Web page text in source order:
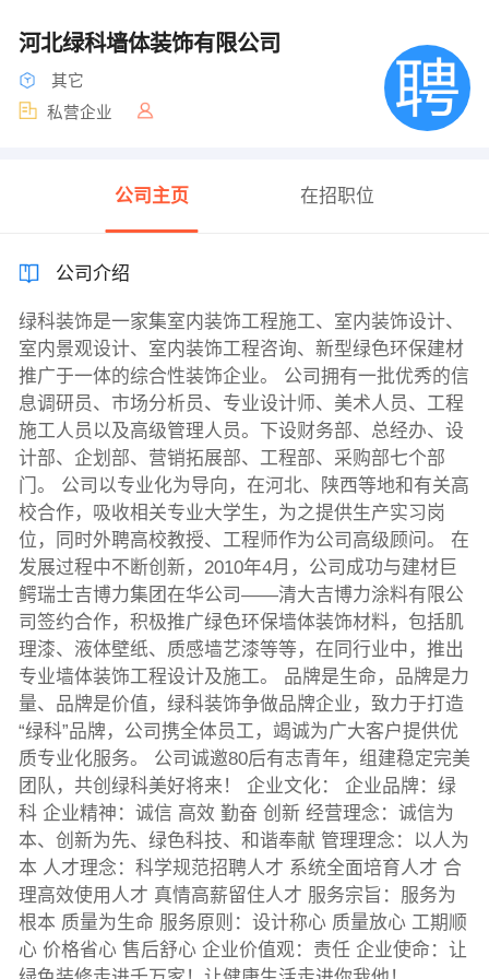
河北绿科墙体装饰有限公司
其它
私营企业
公司主页 在招职位
公司介绍
绿科装饰是一家集室内装饰工程施工、室内装饰设计、
室内景观设计、室内装饰工程咨询、新型绿色环保建材
推广于一体的综合性装饰企业。 公司拥有一批优秀的信
息调研员、市场分析员、专业设计师、美术人员、工程
施工人员以及高级管理人员。下设财务部、总经办、设
计部、企划部、营销拓展部、工程部、采购部七个部
门。 公司以专业化为导向，在河北、陕西等地和有关高
校合作，吸收相关专业大学生，为之提供生产实习岗
位，同时外聘高校教授、工程师作为公司高级顾问。 在
发展过程中不断创新，2010年4月，公司成功与建材巨
鳄瑞士吉博力集团在华公司——清大吉博力涂料有限公
司签约合作，积极推广绿色环保墙体装饰材料，包括肌
理漆、液体壁纸、质感墙艺漆等等，在同行业中，推出
专业墙体装饰工程设计及施工。 品牌是生命，品牌是力
量、品牌是价值，绿科装饰争做品牌企业，致力于打造
“绿科”品牌，公司携全体员工，竭诚为广大客户提供优
质专业化服务。 公司诚邀80后有志青年，组建稳定完美
团队，共创绿科美好将来！ 企业文化： 企业品牌：绿
科 企业精神：诚信 高效 勤奋 创新 经营理念：诚信为
本、创新为先、绿色科技、和谐奉献 管理理念：以人为
本 人才理念：科学规范招聘人才 系统全面培育人才 合
理高效使用人才 真情高薪留住人才 服务宗旨：服务为
根本 质量为生命 服务原则：设计称心 质量放心 工期顺
心 价格省心 售后舒心 企业价值观：责任 企业使命：让